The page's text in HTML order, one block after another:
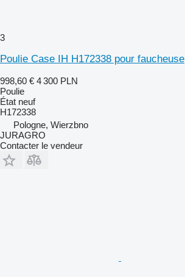
3
Poulie Case IH H172338 pour faucheuse
998,60 € 4 300 PLN
Poulie
État neuf
H172338
Pologne, Wierzbno
JURAGRO
Contacter le vendeur